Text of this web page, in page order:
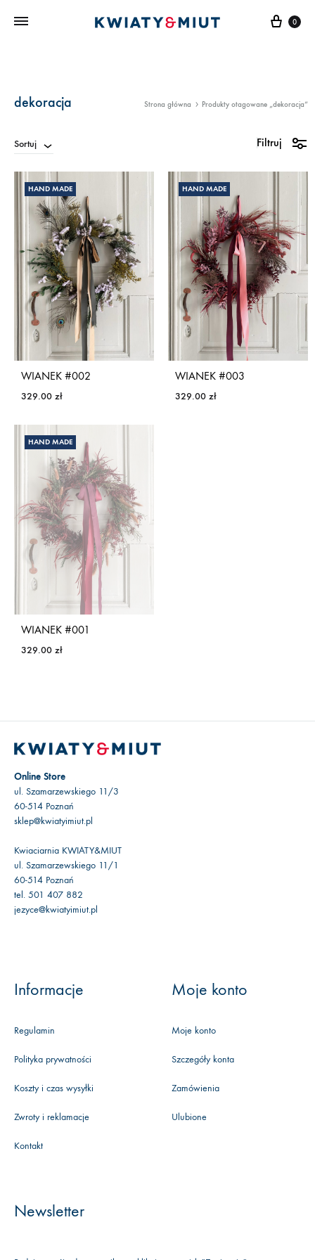
0
dekoracja Strona główna Produkty otagowane „dekoracja”
Sortuj Filtruj
HAND MADE
WIANEK #002
329.00 zł
HAND MADE
WIANEK #003
329.00 zł
HAND MADE
WIANEK #001
329.00 zł
Online Store
ul. Szamarzewskiego 11/3
60-514 Poznań
sklep@kwiatyimiut.pl
Kwiaciarnia KWIATY&MIUT
ul. Szamarzewskiego 11/1
60-514 Poznań
tel. 501 407 882
jezyce@kwiatyimiut.pl
Informacje
Regulamin
Polityka prywatności
Koszty i czas wysyłki
Zwroty i reklamacje
Kontakt
Moje konto
Moje konto
Szczegóły konta
Zamówienia
Ulubione
Newsletter